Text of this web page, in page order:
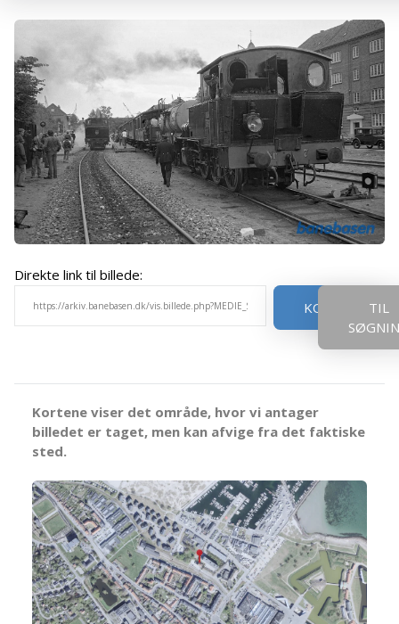
Direkte link til billede:
KOPIER
TIL
Kortene viser det område, hvor vi antager
billedet er taget, men kan afvige fra det faktiske
sted.